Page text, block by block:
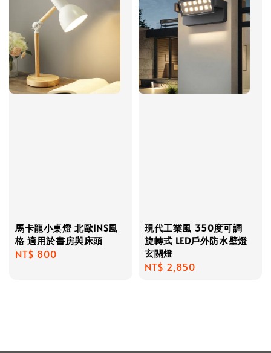
馬卡龍小桌燈 北歐INS風
格 適用於書房與床頭
Regular
NT$ 800
現代工業風 350度可調
旋轉式 LED戶外防水壁燈
玄關燈
Regular
NT$ 2,850